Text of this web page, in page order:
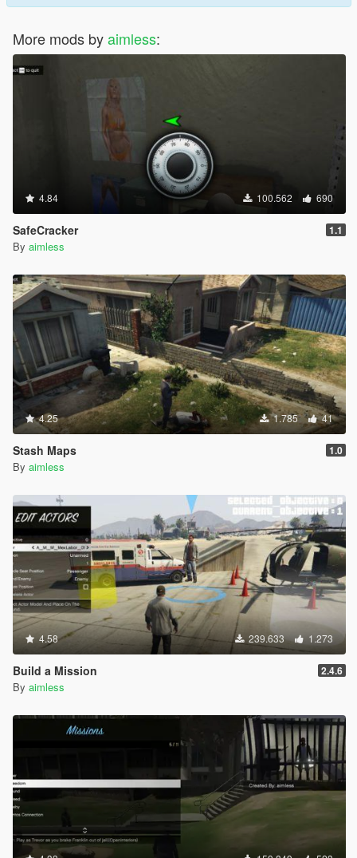
More mods byaimless:
4.84 100.562 690
SafeCracker 1.1
By aimless
4.25 1.785 41
Stash Maps 1.0
By aimless
4.58 239.633 1.273
Build a Mission 2.4.6
By aimless